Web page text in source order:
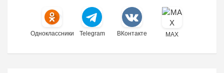
Одноклассники Telegram ВКонтакте MAX